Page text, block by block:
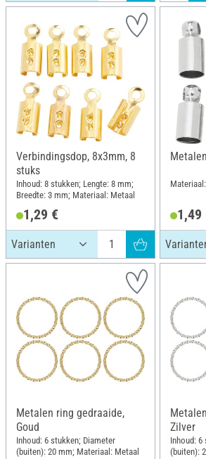
Verbindingsdop, 8x3mm, 8
stuks
Inhoud: 8 stukken; Lengte: 8 mm;
Breedte: 3 mm; Materiaal: Metaal
1,29 € 1,49
Metalen ring gedraaide,
Goud
Inhoud: 6 stukken; Diameter
(buiten): 20 mm; Materiaal: Metaal
Zilver
Inhoud: 6
(buiten):